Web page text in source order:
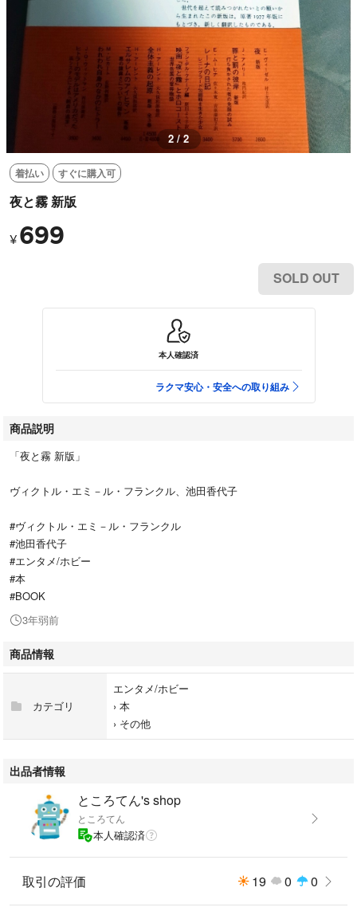
2 / 2
着払い すぐに購入可
夜と霧 新版
¥ 699
SOLD OUT
本人確認済
ラクマ安心・安全への取り組み
商品説明
「夜と霧 新版」
ヴィクトル・エミ－ル・フランクル、池田香代子
#ヴィクトル・エミ－ル・フランクル
#池田香代子
#エンタメ/ホビー
#本
#BOOK
3年弱前
商品情報
カテゴリ
エンタメ/ホビー
› 本
› その他
出品者情報
ところてん's shop
ところてん
本人確認済
取引の評価 19 0 0